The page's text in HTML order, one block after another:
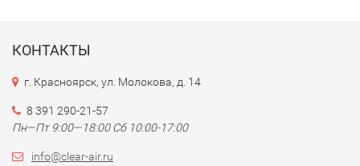
КОНТАКТЫ
г. Красноярск, ул. Молокова, д. 14
8 391 290-21-57
Пн—Пт 9:00—18:00 Сб 10:00-17:00
info@clear-air.ru